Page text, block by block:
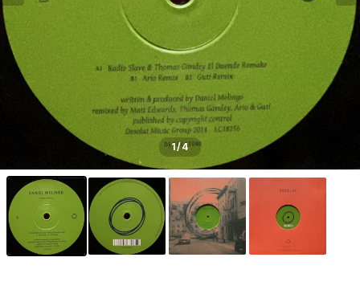
1/4